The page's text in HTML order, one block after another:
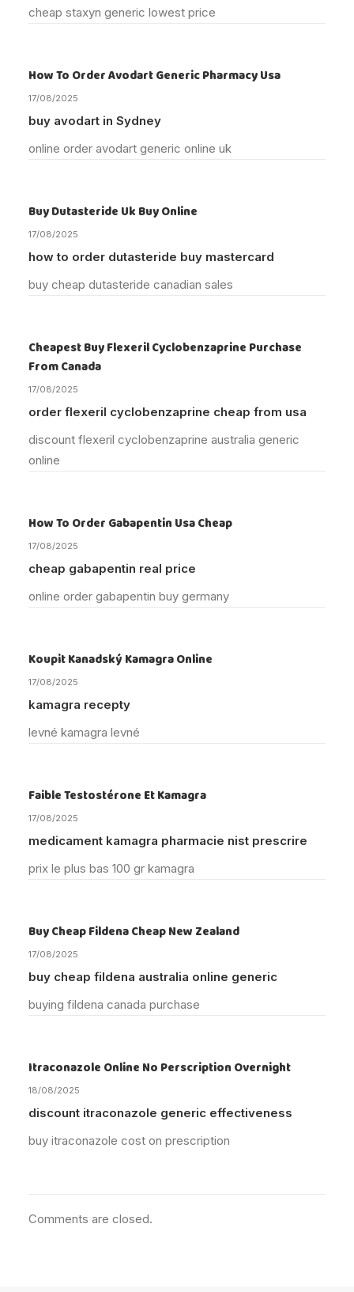
cheap staxyn generic lowest price
How To Order Avodart Generic Pharmacy Usa
17/08/2025
buy avodart in Sydney
online order avodart generic online uk
Buy Dutasteride Uk Buy Online
17/08/2025
how to order dutasteride buy mastercard
buy cheap dutasteride canadian sales
Cheapest Buy Flexeril Cyclobenzaprine Purchase
From Canada
17/08/2025
order flexeril cyclobenzaprine cheap from usa
discount flexeril cyclobenzaprine australia generic
online
How To Order Gabapentin Usa Cheap
17/08/2025
cheap gabapentin real price
online order gabapentin buy germany
Koupit Kanadský Kamagra Online
17/08/2025
kamagra recepty
levné kamagra levné
Faible Testostérone Et Kamagra
17/08/2025
medicament kamagra pharmacie nist prescrire
prix le plus bas 100 gr kamagra
Buy Cheap Fildena Cheap New Zealand
17/08/2025
buy cheap fildena australia online generic
buying fildena canada purchase
Itraconazole Online No Perscription Overnight
18/08/2025
discount itraconazole generic effectiveness
buy itraconazole cost on prescription
Comments are closed.